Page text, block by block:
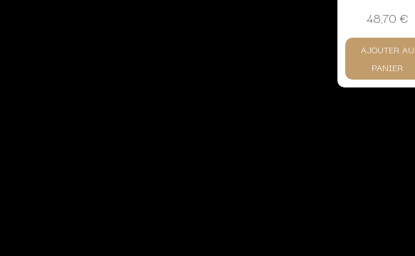
48,70 €
AJOUTER AU
PANIER